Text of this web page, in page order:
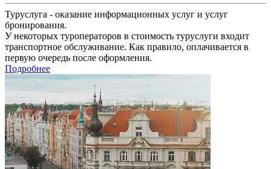
Туруслуга - оказание информационных услуг и услуг
бронирования.
У некоторых туроператоров в стоимость туруслуги входит
транспортное обслуживание. Как правило, оплачивается в
первую очередь после оформления.
Подробнее